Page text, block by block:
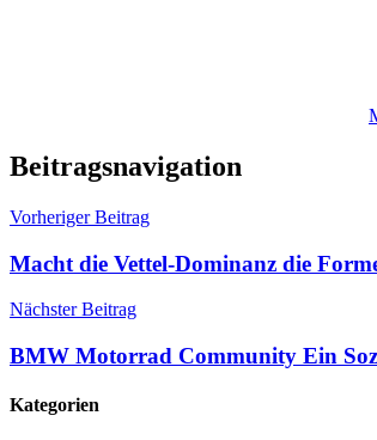
Beitragsnavigation
Vorheriger Beitrag
Macht die Vettel-Dominanz die
Nächster Beitrag
BMW Motorrad Community Ein
Kategorien